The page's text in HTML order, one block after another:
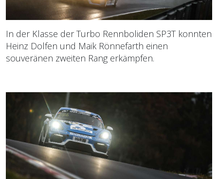
In der Klasse der Turbo Rennboliden SP3T konnten
Heinz Dolfen und Maik Rönnefarth einen
souveränen zweiten Rang erkämpfen.